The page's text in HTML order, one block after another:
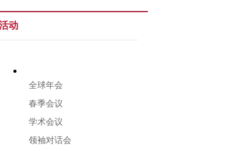
动
全球年会
春季会议
学术会议
领袖对话会